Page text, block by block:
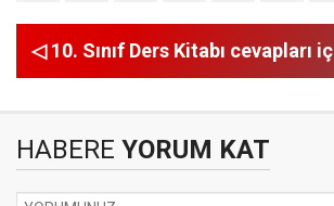
◁ 10. Sınıf Ders Kitabı cevapları
HABERE YORUM KAT